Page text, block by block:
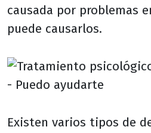
causada por problemas
puede causarlos.
Existen varios tipos de